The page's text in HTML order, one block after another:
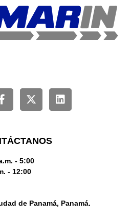
- 5:00
- 12:00
de Panamá, Panamá.